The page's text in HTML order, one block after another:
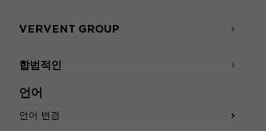
언어
언어 변경
VERVENT GROUP
합법적인